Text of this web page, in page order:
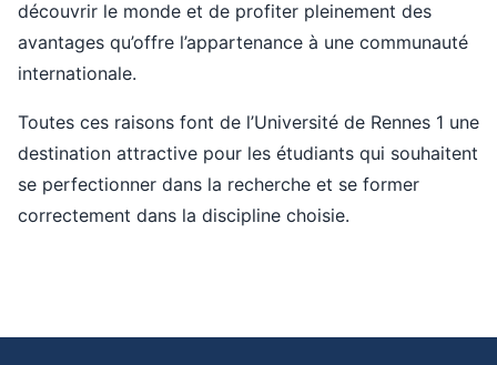
découvrir le monde et de profiter pleinement des
avantages qu’offre l’appartenance à une communauté
internationale.
Toutes ces raisons font de l’Université de Rennes 1 une
destination attractive pour les étudiants qui souhaitent
se perfectionner dans la recherche et se former
correctement dans la discipline choisie.